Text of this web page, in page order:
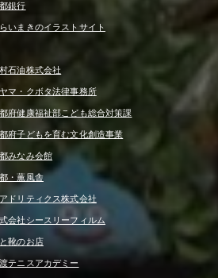
銀行
いまきのイラストサイト
石油株式会社
マ・クボタ法律事務所
府健康福祉部こども総合対策課
府子どもを育む文化創造事業
みなみ会館
・薫風舎
ドリティクス株式会社
会社シースリーフィルム
靴のお店
テニスアカデミー